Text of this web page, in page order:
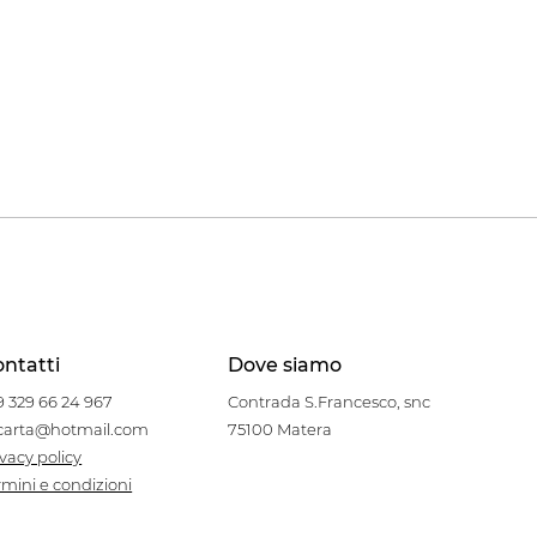
Dove siamo
329 66 24 967
policy
e condizioni
Contrada S.Francesco, snc
75100 Matera